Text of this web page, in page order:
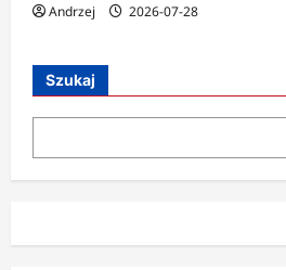
Andrzej 2026-07-28
Szukaj